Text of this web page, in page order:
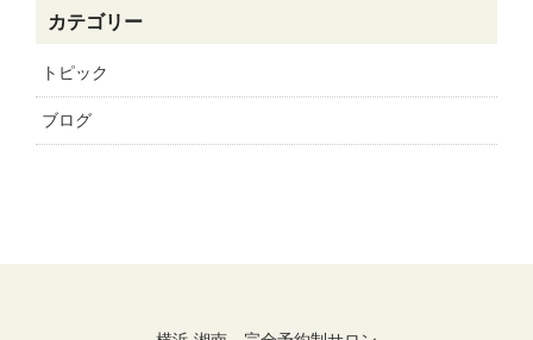
カテゴリー
トピック
ブログ